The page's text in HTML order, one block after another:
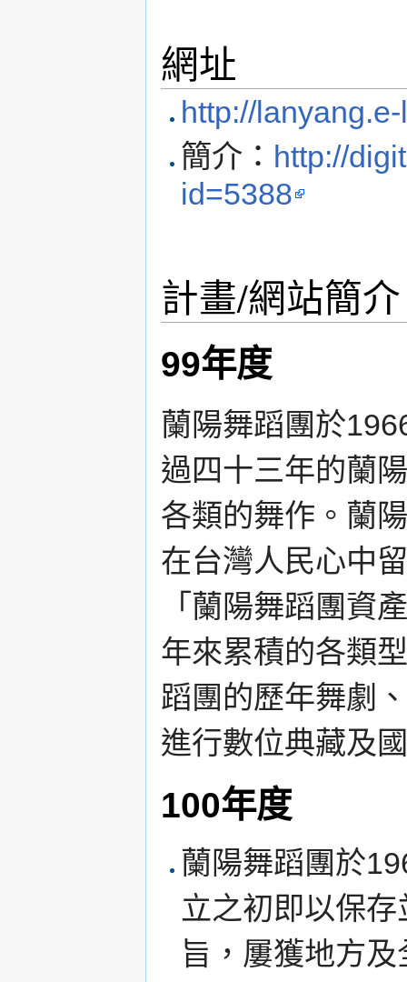
網址
http://
簡介： http://
id=5388
計畫/網站簡介
99年度
蘭陽舞蹈團於
過四十三年的蘭
各類的舞作。蘭
在台灣人民心中
「蘭陽舞蹈團資
年來累積的各類
蹈團的歷年舞劇
進行數位典藏及
100年度
蘭陽舞蹈團於
立之初即以保
旨，屢獲地方